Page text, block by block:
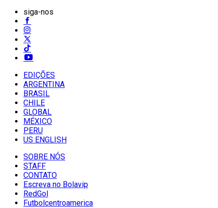
siga-nos
EDIÇÕES
ARGENTINA
BRASIL
CHILE
GLOBAL
MÉXICO
PERU
US ENGLISH
SOBRE NÓS
STAFF
CONTATO
Escreva no Bolavip
RedGol
Futbolcentroamerica